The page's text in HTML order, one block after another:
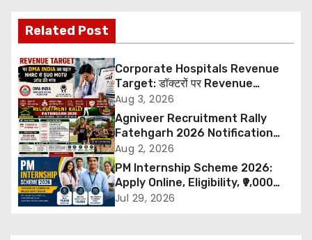
t
n
a
v
i
g
a
Related Post
Corporate Hospitals Revenue
Target: डॉक्टरों पर Revenue
Targets थोपने के खिलाफ DMA India
का बड़ा कदम, NHRC से Suo Motu जांच
की मांग
Aug 3, 2026
Agniveer Recruitment Rally
Fatehgarh 2026 Notification
Out – Rajput Regimental Centre
Rally Schedule, Eligibility,
Documents & Selection Process
Aug 2, 2026
PM Internship Scheme 2026:
Apply Online, Eligibility, ₹9,000
Stipend, Benefits, Selection
Jul 29, 2026